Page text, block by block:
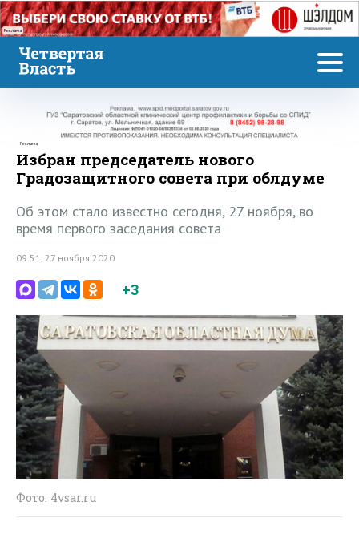
Реклама
Реклама
Избран председатель нового
Градозащитного совета при облдуме
Об этом стало известно сегодня, 27 ноября, во
время первого заседания совета
09:51, 27 ноября 2020
+3
Фото: 4vsar.ru